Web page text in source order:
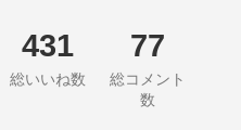
431
総いいね数
77
総コメント
数